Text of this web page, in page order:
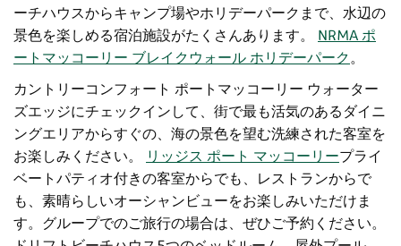
ーチハウスからキャンプ場やホリデーパークまで、水辺の
景色を楽しめる宿泊施設がたくさんあります。
NRMA ポ
ートマッコーリー ブレイクウォール ホリデーパーク 。
カントリーコンフォート ポートマッコーリー ウォーター
ズエッジにチェックインして、街で最も活気のあるダイニ
ングエリアからすぐの、海の景色を望む洗練された客室を
お楽しみください。
リッジス ポート マッコーリープライ
ベートパティオ付きの客室からでも、レストランからで
も、素晴らしいオーシャンビューをお楽しみいただけま
す。グループでのご旅行の場合は、ぜひご予約ください。